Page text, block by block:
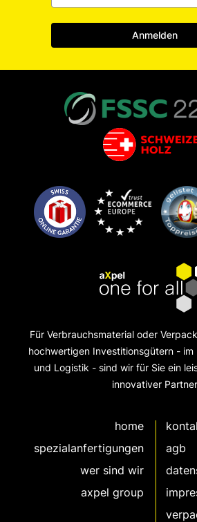
Anmelden
Für Verbrauchsmaterial oder
hochwertigen Investitionsgütern - im
und Logistik - sind wir für Sie ein
innovativer Partner
home
spezialanfertigungen
wer sind wir
axpel group
agb